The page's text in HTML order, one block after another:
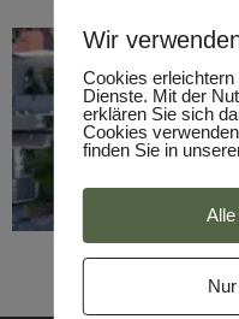
Wir
Cookies
Dienste. Mit der
erklären Sie sich
Cookies
finden Sie in